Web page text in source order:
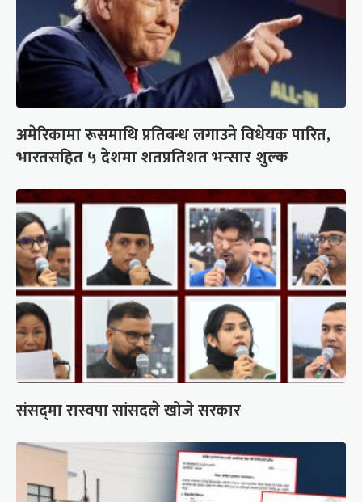
अमेरिकामा रूसमाथि प्रतिबन्ध लगाउने विधेयक पारित,
भारतसहित ५ देशमा शतप्रतिशत भन्सार शुल्क
संसद्‍मा रास्वपा सांसदले खोजे सरकार